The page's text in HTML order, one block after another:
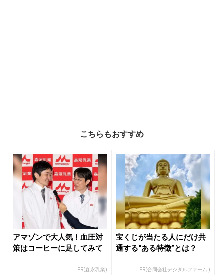
こちらもおすすめ
アマゾンで大人気！血圧対
策はコーヒーに足してみて
PR(森永乳業)
宝くじが当たる人にだけ共
通する“ある特徴”とは？
PR(合同会社デジタルファーム )